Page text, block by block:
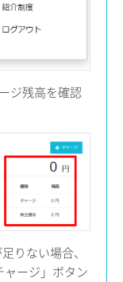
ジ残高を確認
りない場合、
ージ」ボタン